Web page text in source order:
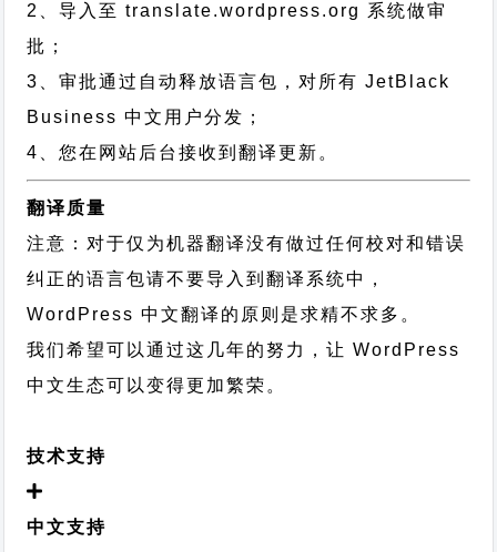
2、导入至 translate.wordpress.org 系统做审
批；
3、审批通过自动释放语言包，对所有 JetBlack
Business 中文用户分发；
4、您在网站后台接收到翻译更新。
翻译质量
注意：对于仅为机器翻译没有做过任何校对和错误
纠正的语言包请不要导入到翻译系统中，
WordPress 中文翻译的原则 是求精不求多。
我们希望可以通过这几年的努力，让 WordPress
中文生态可以变得更加繁荣。
技术支持
中文支持